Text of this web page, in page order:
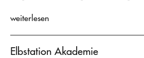
weiterlesen
Elbstation Akademie